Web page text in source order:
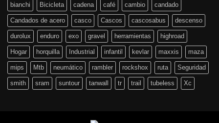
bianchi Bicicleta cadena café cambio candado
Candados de acero casco Cascos cascosabus descenso
durolux enduro exo gravel herramientas highroad
Hogar horquilla Industrial infantil kevlar maxxis maza
mips Mtb neumático rambler rockshox ruta Seguridad
smith sram suntour tanwall tr trail tubeless Xc